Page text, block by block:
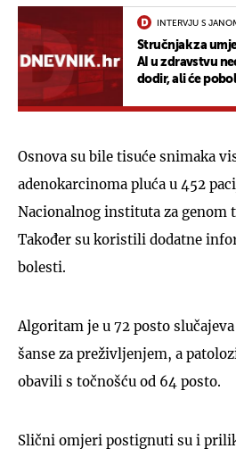
INTERVJU S
Stručnjak za
AI u zdravstvu
dodir, ali će
Osnova su bile tisuće snimaka
adenokarcinoma pluća u 452
Nacionalnog instituta za genom
Također su koristili dodatne
bolesti.
Algoritam je u 72 posto
šanse za preživljenjem, a
obavili s točnošću od 64 posto.
Slični omjeri postignuti su i